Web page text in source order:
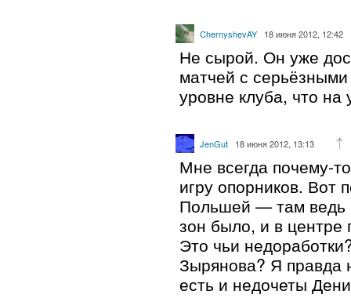
ChernyshevAY 18 июня 2012, 12:42
Не сырой. Он уже
матчей с
уровне клуба, что на
JenGut 18 июня 2012, 13:13
Мне всегда почему-
игру опорников. Вот
Польшей — там ведь
зон было, и в центре
Это чьи
Зырянова? Я правда
есть и недочеты